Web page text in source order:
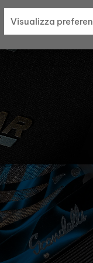
Visualizza